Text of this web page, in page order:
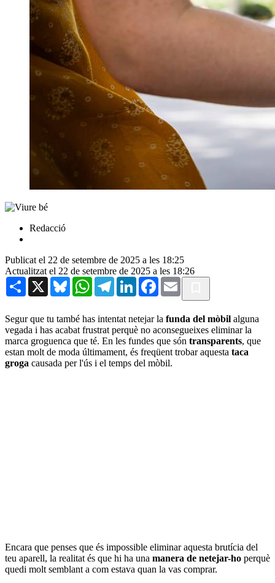
Redacció
Publicat el 22 de setembre de 2025 a les 18:25
Actualitzat el 22 de setembre de 2025 a les 18:26
Share X BlueskyWhatsAppTelegramLinkedInFacebook
Email
Segur que tu també has intentat netejar la funda del mòbil alguna
vegada i has acabat frustrat perquè no aconsegueixes eliminar la
marca groguenca que té. En les fundes que són transparents, que
estan molt de moda últimament, és freqüent trobar aquesta taca
groga causada per l'ús i el temps del mòbil.
Encara que penses que és impossible eliminar aquesta brutícia del
teu aparell, la realitat és que hi ha una manera de netejar-ho perquè
quedi molt semblant a com estava quan la vas comprar.